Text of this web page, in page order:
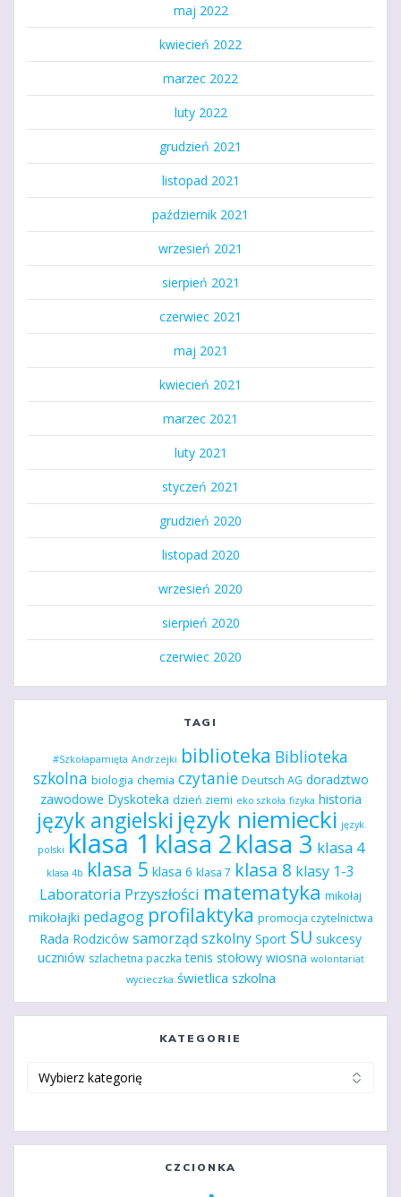
maj 2022
kwiecień 2022
marzec 2022
luty 2022
grudzień 2021
listopad 2021
październik 2021
wrzesień 2021
sierpień 2021
czerwiec 2021
maj 2021
kwiecień 2021
marzec 2021
luty 2021
styczeń 2021
grudzień 2020
listopad 2020
wrzesień 2020
sierpień 2020
czerwiec 2020
TAGI
#Szkołapamięta Andrzejki biblioteka Biblioteka
szkolna biologia chemia czytanie Deutsch AG doradztwo
zawodowe Dyskoteka dzień ziemi eko szkoła fizyka historia
język angielski język niemiecki język
polski klasa 1 klasa 2klasa 3 klasa 4
klasa 4b klasa 5 klasa 6 klasa 7 klasa 8 klasy 1-3
Laboratoria Przyszłości matematyka mikołaj
mikołajki pedagog profilaktyka promocja czytelnictwa
Rada Rodziców samorząd szkolny Sport SU sukcesy
uczniów szlachetna paczka tenis stołowy wiosna wolontariat
wycieczka świetlica szkolna
KATEGORIE
CZCIONKA